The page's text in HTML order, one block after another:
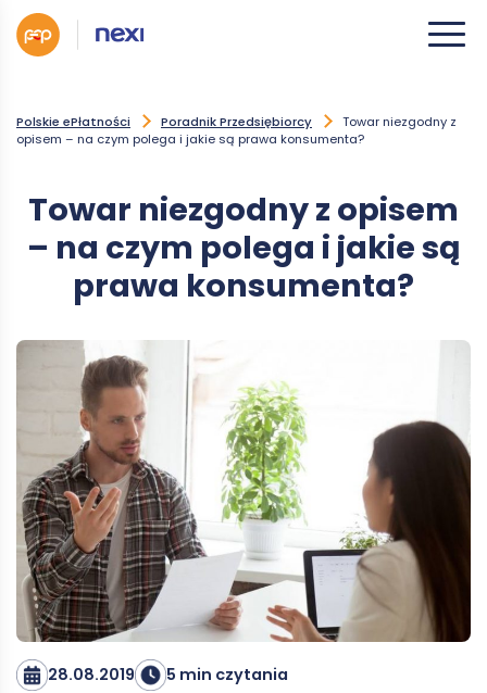
Polskie ePłatności Poradnik Przedsiębiorcy
Towar niezgodny z
opisem – na czym polega i jakie są prawa konsumenta?
Towar niezgodny z opisem
– na czym polega i jakie są
prawa konsumenta?
28.08.2019 5 min czytania